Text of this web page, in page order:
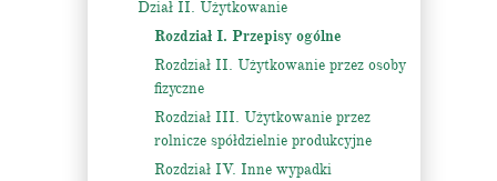
Dział II. Użytkowanie
Rozdział I. Przepisy ogólne
Rozdział II. Użytkowanie przez osoby
fizyczne
Rozdział III. Użytkowanie przez
rolnicze spółdzielnie produkcyjne
Rozdział IV. Inne wypadki